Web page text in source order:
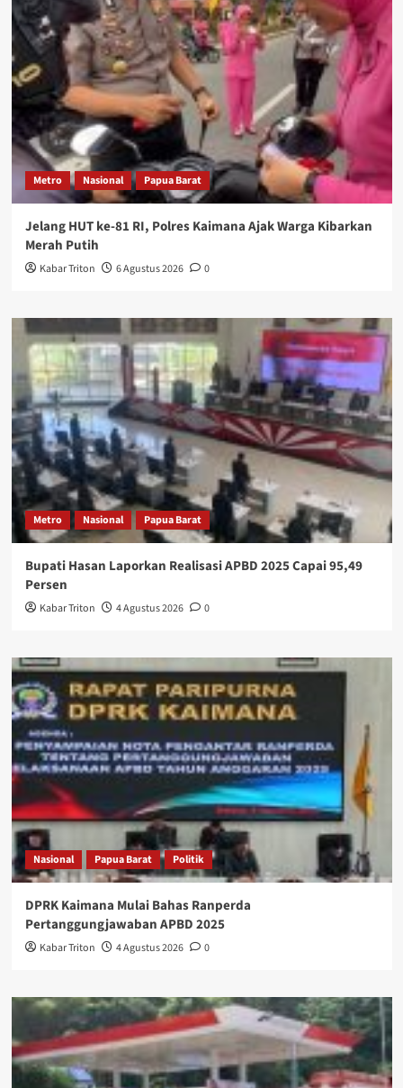
Metro Nasional Papua Barat
Jelang HUT ke-81 RI, Polres Kaimana Ajak Warga Kibarkan
Merah Putih
Kabar Triton 6 Agustus 2026 0
Metro Nasional Papua Barat
Bupati Hasan Laporkan Realisasi APBD 2025 Capai 95,49
Persen
Kabar Triton 4 Agustus 2026 0
Nasional Papua Barat Politik
DPRK Kaimana Mulai Bahas Ranperda
Pertanggungjawaban APBD 2025
Kabar Triton 4 Agustus 2026 0